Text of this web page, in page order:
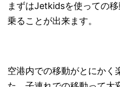
まずはJetkidsを使っての
乗ることが出来ます。
空港内での移動がとにかく